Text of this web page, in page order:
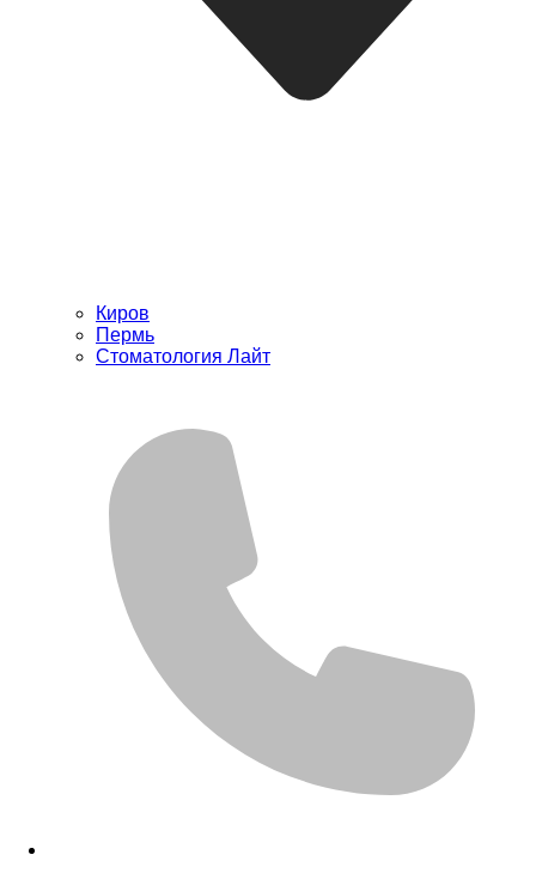
Киров
Пермь
Стоматология Лайт